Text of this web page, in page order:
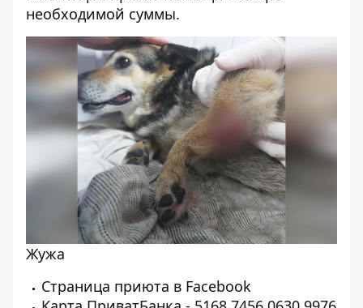
необходимой суммы.
Жужа
Страница приюта в Facebook